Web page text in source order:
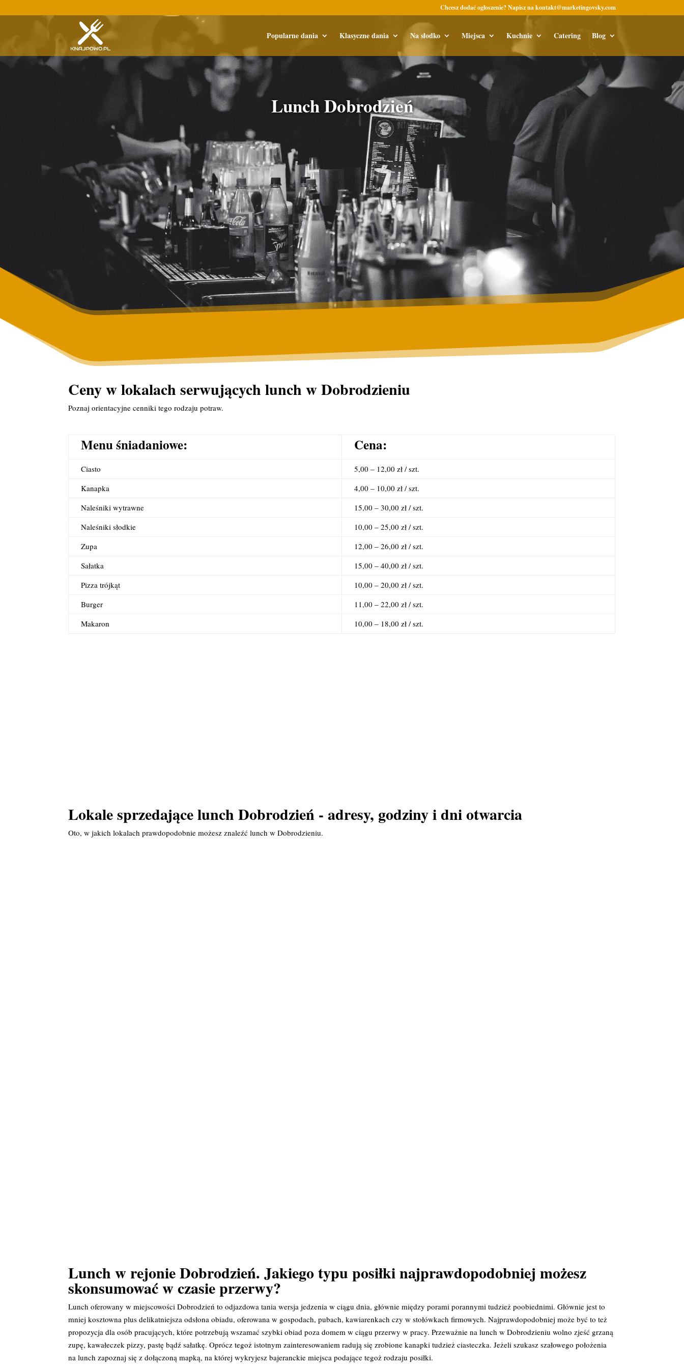
Chcesz dodać ogłoszenie? Napisz na kontakt@marketingovsky.com
Popularne dania Klasyczne dania Na słodko Miejsca Kuchnie Catering Blog
Lunch Dobrodzień
Ceny w lokalach serwujących lunch w Dobrodzieniu
Poznaj orientacyjne cenniki tego rodzaju potraw.
Menu śniadaniowe: Cena:
Ciasto
5,00 – 12,00 zł / szt.
Kanapka
4,00 – 10,00 zł / szt.
Naleśniki wytrawne
15,00 – 30,00 zł / szt.
Naleśniki słodkie
10,00 – 25,00 zł / szt.
Zupa
12,00 – 26,00 zł / szt.
Sałatka
15,00 – 40,00 zł / szt.
Pizza trójkąt
10,00 – 20,00 zł / szt.
Burger
11,00 – 22,00 zł / szt.
Makaron
10,00 – 18,00 zł / szt.
Lokale sprzedające lunch Dobrodzień - adresy, godziny i dni otwarcia
Oto, w jakich lokalach prawdopodobnie możesz znaleźć lunch w Dobrodzieniu.
Lunch w rejonie Dobrodzień. Jakiego typu posiłki najprawdopodobniej możesz
skonsumować w czasie przerwy?
Lunch oferowany w miejscowości Dobrodzień to odjazdowa tania wersja jedzenia w ciągu dnia, głównie między porami porannymi tudzież poobiednimi. Głównie jest to
mniej kosztowna plus delikatniejsza odsłona obiadu, oferowana w gospodach, pubach, kawiarenkach czy w stołówkach firmowych. Najprawdopodobniej może być to też
propozycja dla osób pracujących, które potrzebują wszamać szybki obiad poza domem w ciągu przerwy w pracy. Przeważnie na lunch w Dobrodzieniu wolno zjeść grzaną
zupę, kawałeczek pizzy, pastę bądź sałatkę. Oprócz tegoż istotnym zainteresowaniem radują się zrobione kanapki tudzież ciasteczka. Jeżeli szukasz szałowego położenia
na lunch zapoznaj się z dołączoną mapką, na której wykryjesz bajeranckie miejsca podające tegoż rodzaju posiłki.